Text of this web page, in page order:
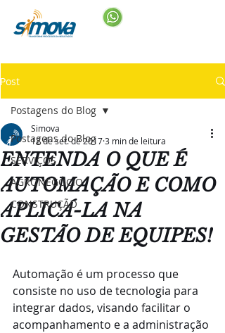
Post
Postagens do Blog
SERVIÇOS
AGRONEGÓCIO
CONSTRUÇÃO
Postagens do Blog
ENTENDA O QUE É
AUTOMAÇÃO E COMO
APLICÁ-LA NA
GESTÃO DE EQUIPES!
Simova
12 de set. de 20173 min de leitura
Automação é um processo que
consiste no uso de tecnologia para
integrar dados, visando facilitar o
acompanhamento e a administração